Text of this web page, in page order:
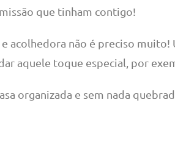
que tinham contigo!
acolhedora não é preciso
aquele toque especial, por
organizada e sem nada